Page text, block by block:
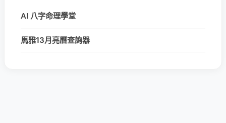
AI 八字命理學堂
馬雅13月亮曆查詢器